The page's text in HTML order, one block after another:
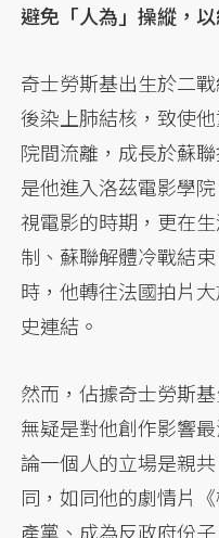
避免「人為」操縱，
奇士勞斯基出生於二
後染上肺結核，致使
院間流離，成長於蘇
是他進入洛茲電影學
視電影的時期，更在
制、蘇聯解體冷戰結
時，他轉往法國拍片
史連結。
然而，佔據奇士勞斯
無疑是對他創作影響
論一個人的立場是親
同，如同他的劇情片
產黨、成為反政府份